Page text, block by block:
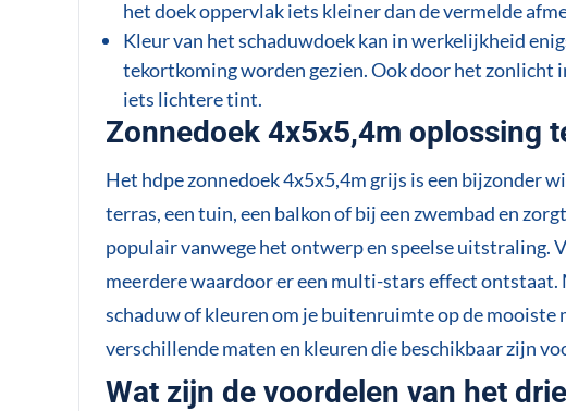
het doek oppervlak iets kleiner dan de vermelde
Kleur van het schaduwdoek kan in werkelijkheid
tekortkoming worden gezien. Ook door het zonlicht
iets lichtere tint.
Zonnedoek 4x5x5,4m oplossing
Het hdpe zonnedoek 4x5x5,4m grijs is een bijzonder
terras, een tuin, een balkon of bij een zwembad en
populair vanwege het ontwerp en speelse uitstraling.
meerdere waardoor er een multi-stars effect ontstaat.
schaduw of kleuren om je buitenruimte op de mooiste
verschillende maten en kleuren die beschikbaar zijn
Wat zijn de voordelen van het